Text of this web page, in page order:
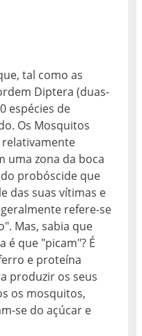
tal como as
Diptera (duas-
espécies de
Os Mosquitos
uma zona da boca
probóscide que
das suas vítimas e
refere-se
Mas, sabia que
é que "picam"? É
e proteína
produzir os seus
os mosquitos,
se do açúcar e